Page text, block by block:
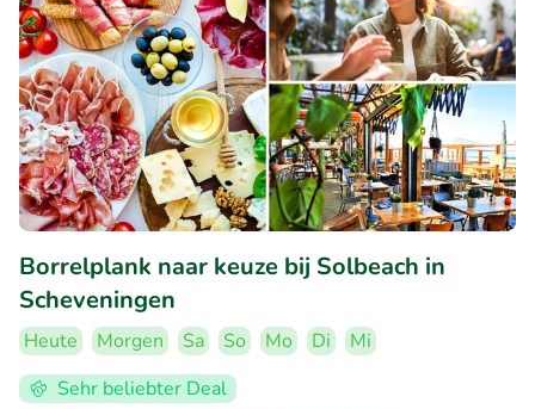
Borrelplank naar keuze bij Solbeach in
Scheveningen
Heute Morgen Sa So Mo Di
Mi
Sehr beliebter Deal